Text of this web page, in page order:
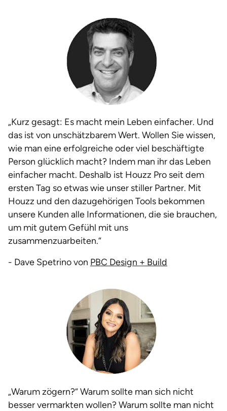
„Kurz gesagt: Es macht mein Leben einfacher. Und
das ist von unschätzbarem Wert. Wollen Sie wissen,
wie man eine erfolgreiche oder viel beschäftigte
Person glücklich macht? Indem man ihr das Leben
einfacher macht. Deshalb ist Houzz Pro seit dem
ersten Tag so etwas wie unser stiller Partner. Mit
Houzz und den dazugehörigen Tools bekommen
unsere Kunden alle Informationen, die sie brauchen,
um mit gutem Gefühl mit uns
zusammenzuarbeiten.“
- Dave Spetrino von PBC Design + Build
„Warum zögern?“ Warum sollte man sich nicht
besser vermarkten wollen? Warum sollte man nicht